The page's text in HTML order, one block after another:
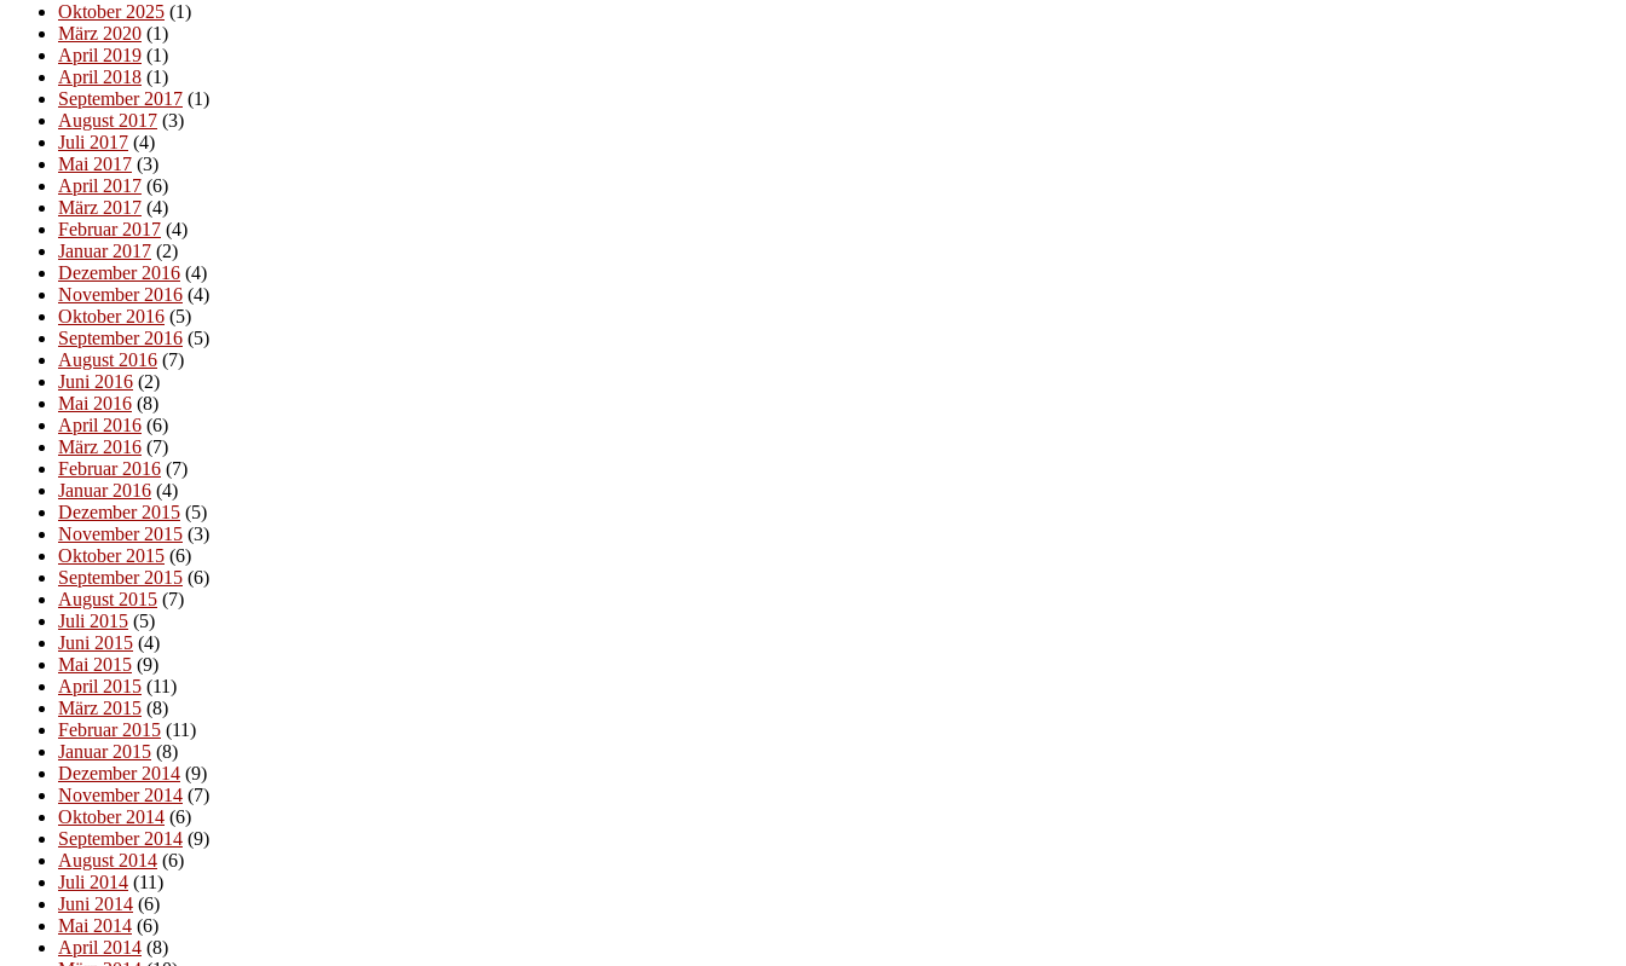
Oktober 2025 (1)
März 2020 (1)
April 2019 (1)
April 2018 (1)
September 2017 (1)
August 2017 (3)
Juli 2017 (4)
Mai 2017 (3)
April 2017 (6)
März 2017 (4)
Februar 2017 (4)
Januar 2017 (2)
Dezember 2016 (4)
November 2016 (4)
Oktober 2016 (5)
September 2016 (5)
August 2016 (7)
Juni 2016 (2)
Mai 2016 (8)
April 2016 (6)
März 2016 (7)
Februar 2016 (7)
Januar 2016 (4)
Dezember 2015 (5)
November 2015 (3)
Oktober 2015 (6)
September 2015 (6)
August 2015 (7)
Juli 2015 (5)
Juni 2015 (4)
Mai 2015 (9)
April 2015 (11)
März 2015 (8)
Februar 2015 (11)
Januar 2015 (8)
Dezember 2014 (9)
November 2014 (7)
Oktober 2014 (6)
September 2014 (9)
August 2014 (6)
Juli 2014 (11)
Juni 2014 (6)
Mai 2014 (6)
April 2014 (8)